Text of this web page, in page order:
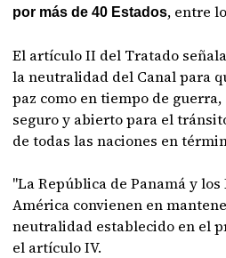
por más de 40 Estados, entre
El artículo II del Tratado
la neutralidad del Canal para
paz como en tiempo de
seguro y abierto para el
de todas las naciones en
"La República de Panamá y
América convienen en
neutralidad establecido en el
el artículo IV.